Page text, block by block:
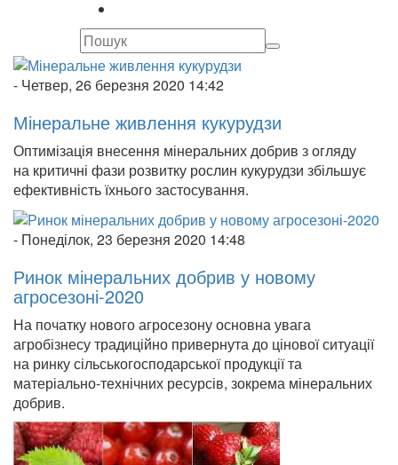
- Четвер, 26 березня 2020 14:42
Мінеральне живлення кукурудзи
Оптимізація внесення мінеральних добрив з огляду
на критичні фази розвитку рослин кукурудзи збільшує
ефективність їхнього застосування.
- Понеділок, 23 березня 2020 14:48
Ринок мінеральних добрив у новому
агросезоні-2020
На початку нового агросезону основна увага
агробізнесу традиційно привернута до цінової ситуації
на ринку сільськогосподарської продукції та
матеріально-технічних ресурсів, зокрема мінеральних
добрив.